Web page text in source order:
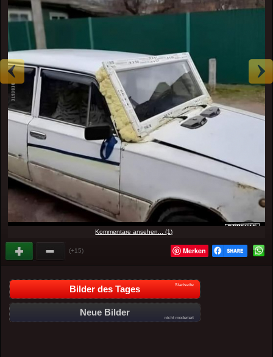
Kommentare ansehen... (1)
(+15) Merken
Bilder des Tages Startseite
Neue Bilder
nicht moderiert